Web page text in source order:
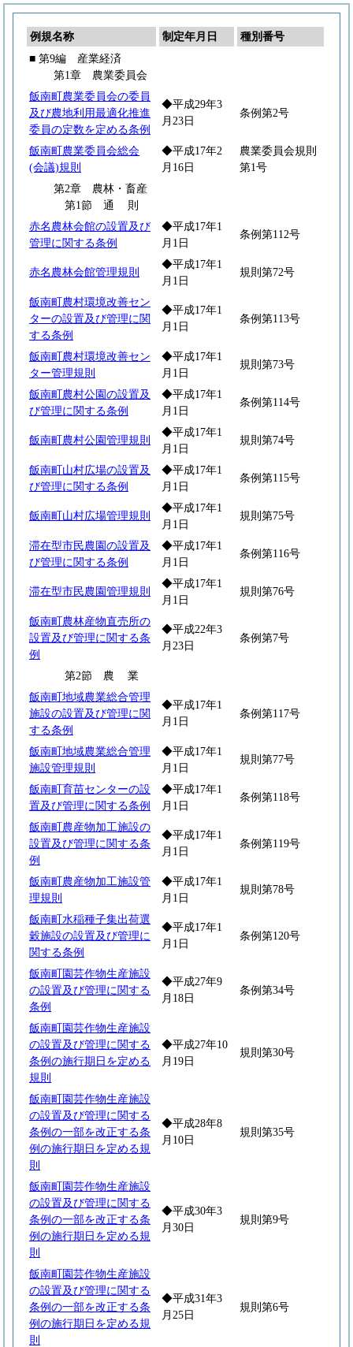
例規名称 制定年月日
種別番号
■ 第9編 産業経済
第1章 農業委員会
飯南町農業委員会の委員
及び農地利用最適化推進
委員の定数を定める条例
◆平成29年3
月23日
条例第2号
飯南町農業委員会総会
(会議)規則
◆平成17年2
月16日
農業委員会規則
第1号
第2章 農林・畜産
第1節 通 則
赤名農林会館の設置及び
管理に関する条例
◆平成17年1
月1日
条例第112号
赤名農林会館管理規則
◆平成17年1
月1日
規則第72号
飯南町農村環境改善セン
ターの設置及び管理に関
する条例
◆平成17年1
月1日
条例第113号
飯南町農村環境改善セン
ター管理規則
◆平成17年1
月1日
規則第73号
飯南町農村公園の設置及
び管理に関する条例
◆平成17年1
月1日
条例第114号
飯南町農村公園管理規則
◆平成17年1
月1日
規則第74号
飯南町山村広場の設置及
び管理に関する条例
◆平成17年1
月1日
条例第115号
飯南町山村広場管理規則
◆平成17年1
月1日
規則第75号
滞在型市民農園の設置及
び管理に関する条例
◆平成17年1
月1日
条例第116号
滞在型市民農園管理規則
◆平成17年1
月1日
規則第76号
飯南町農林産物直売所の
設置及び管理に関する条
例
◆平成22年3
月23日
条例第7号
第2節 農業
飯南町地域農業総合管理
施設の設置及び管理に関
する条例
◆平成17年1
月1日
条例第117号
飯南町地域農業総合管理
施設管理規則
◆平成17年1
月1日
規則第77号
飯南町育苗センターの設
置及び管理に関する条例
◆平成17年1
月1日
条例第118号
飯南町農産物加工施設の
設置及び管理に関する条
例
◆平成17年1
月1日
条例第119号
飯南町農産物加工施設管
理規則
◆平成17年1
月1日
規則第78号
飯南町水稲種子集出荷選
穀施設の設置及び管理に
関する条例
◆平成17年1
月1日
条例第120号
飯南町園芸作物生産施設
の設置及び管理に関する
条例
◆平成27年9
月18日
条例第34号
飯南町園芸作物生産施設
の設置及び管理に関する
条例の施行期日を定める
規則
◆平成27年10
月19日
規則第30号
飯南町園芸作物生産施設
の設置及び管理に関する
条例の一部を改正する条
例の施行期日を定める規
則
◆平成28年8
月10日
規則第35号
飯南町園芸作物生産施設
の設置及び管理に関する
条例の一部を改正する条
例の施行期日を定める規
則
◆平成30年3
月30日
規則第9号
飯南町園芸作物生産施設
の設置及び管理に関する
条例の一部を改正する条
例の施行期日を定める規
則
◆平成31年3
月25日
規則第6号